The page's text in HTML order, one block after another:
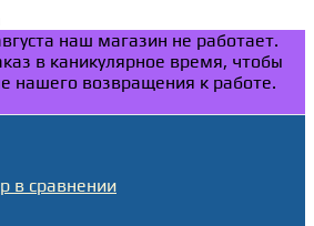
наш магазин не работает.
в каникулярное время, чтобы
нашего возвращения к работе.
в сравнении